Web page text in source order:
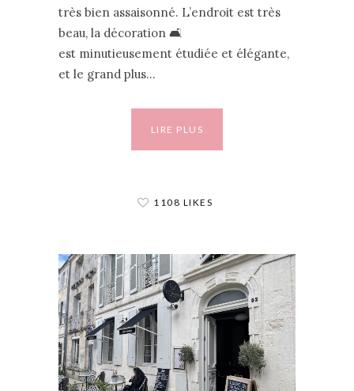
très bien assaisonné. L’endroit est très
beau, la décoration 🛋
est minutieusement étudiée et élégante,
et le grand plus…
LIRE PLUS
1108 LIKES